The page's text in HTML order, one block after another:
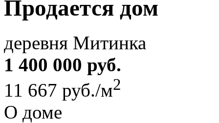
Продается дом
деревня Митинка
1 400 000 руб.
11 667 руб./м2
О доме